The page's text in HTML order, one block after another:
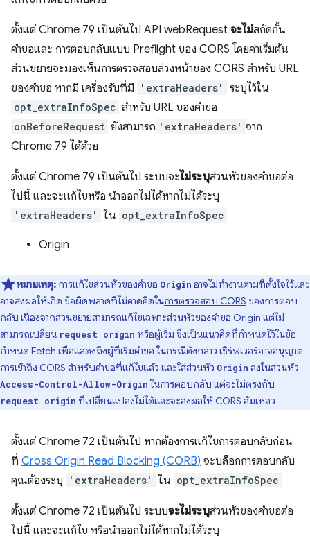
ตั้งแต่ Chrome 79 เป็นต้นไป API webRequest จะไม่สกัดกั้น
คำขอและ การตอบกลับแบบ Preflight ของ CORS โดยค่าเริ่มต้น
ส่วนขยายจะมองเห็นการตรวจสอบล่วงหน้าของ CORS สำหรับ URL
ของคำขอ หากมี เครื่องรับที่มี 'extraHeaders' ระบุไว้ใน
opt_extraInfoSpec สำหรับ URL ของคำขอ
onBeforeRequest ยังสามารถ 'extraHeaders' จาก
Chrome 79 ได้ด้วย
ตั้งแต่ Chrome 79 เป็นต้นไป ระบบจะไม่ระบุส่วนหัวของคำขอต่อ
ไปนี้ และจะแก้ไขหรือ นำออกไม่ได้หากไม่ได้ระบุ
'extraHeaders' ใน opt_extraInfoSpec
Origin
หมายเหตุ: การแก้ไขส่วนหัวของคำขอ Origin อาจไม่ทำงานตามที่ตั้งใจไว้และ
อาจส่งผลให้เกิด ข้อผิดพลาดที่ไม่คาดคิดในการตรวจสอบ CORS ของการตอบ
กลับ เนื่องจากส่วนขยายสามารถแก้ไขเฉพาะส่วนหัวของคำขอ Origin แต่ไม่
สามารถเปลี่ยน request origin หรือผู้เริ่ม ซึ่งเป็นแนวคิดที่กำหนดไว้ในข้อ
กำหนด Fetch เพื่อแสดงถึงผู้ที่เริ่มคำขอ ในกรณีดังกล่าว เซิร์ฟเวอร์อาจอนุญาต
การเข้าถึง CORS สำหรับคำขอที่แก้ไขแล้ว และใส่ส่วนหัว Origin ลงในส่วนหัว
Access-Control-Allow-Origin ในการตอบกลับ แต่จะไม่ตรงกับ
request origin ที่เปลี่ยนแปลงไม่ได้และจะส่งผลให้ CORS ล้มเหลว
ตั้งแต่ Chrome 72 เป็นต้นไป หากต้องการแก้ไขการตอบกลับก่อน
ที่ Cross Origin Read Blocking (CORB) จะบล็อกการตอบกลับ
คุณต้องระบุ
'extraHeaders' ใน opt_extraInfoSpec
ตั้งแต่ Chrome 72 เป็นต้นไป ระบบจะไม่ระบุส่วนหัวของคำขอต่อ
ไปนี้ และจะแก้ไข หรือนำออกไม่ได้หากไม่ได้ระบุ